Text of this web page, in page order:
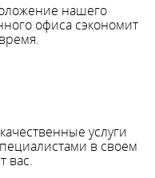
нашего
офиса сэкономит
услуги
в своем
вас.